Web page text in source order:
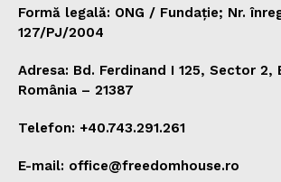
Formă legală: ONG / Fundație; Nr.
127/PJ/2004
Adresa: Bd. Ferdinand I 125, Sector 2,
România – 21387
Telefon: +40.743.291.261
E-mail: office@freedomhouse.ro